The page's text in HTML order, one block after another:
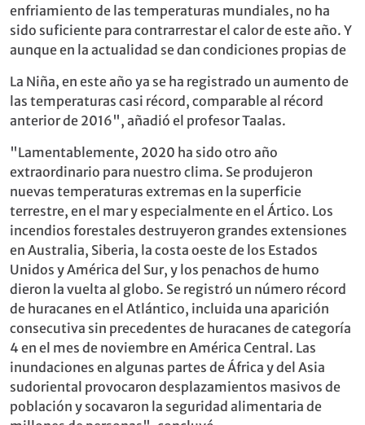
enfriamiento de las temperaturas mundiales, no ha
sido suficiente para contrarrestar el calor de este año. Y
aunque en la actualidad se dan condiciones propias de
La Niña, en este año ya se ha registrado un aumento de
las temperaturas casi récord, comparable al récord
anterior de 2016", añadió el profesor Taalas.
"Lamentablemente, 2020 ha sido otro año
extraordinario para nuestro clima. Se produjeron
nuevas temperaturas extremas en la superficie
terrestre, en el mar y especialmente en el Ártico. Los
incendios forestales destruyeron grandes extensiones
en Australia, Siberia, la costa oeste de los Estados
Unidos y América del Sur, y los penachos de humo
dieron la vuelta al globo. Se registró un número récord
de huracanes en el Atlántico, incluida una aparición
consecutiva sin precedentes de huracanes de categoría
4 en el mes de noviembre en América Central. Las
inundaciones en algunas partes de África y del Asia
sudoriental provocaron desplazamientos masivos de
población y socavaron la seguridad alimentaria de